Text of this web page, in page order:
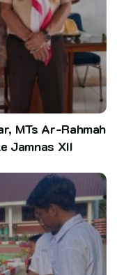
MTs Ar-Rahmah
Jamnas XII